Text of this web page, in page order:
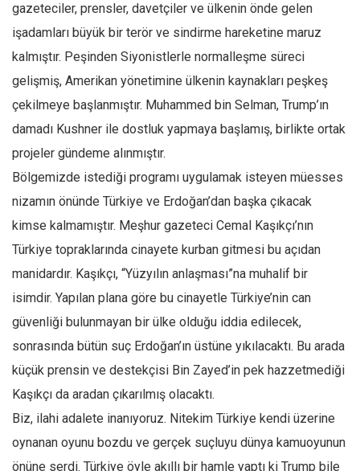
gazeteciler, prensler, davetçiler ve ülkenin önde gelen
işadamları büyük bir terör ve sindirme hareketine maruz
kalmıştır. Peşinden Siyonistlerle normalleşme süreci
gelişmiş, Amerikan yönetimine ülkenin kaynakları peşkeş
çekilmeye başlanmıştır. Muhammed bin Selman, Trump’ın
damadı Kushner ile dostluk yapmaya başlamış, birlikte ortak
projeler gündeme alınmıştır.
Bölgemizde istediği programı uygulamak isteyen müesses
nizamın önünde Türkiye ve Erdoğan’dan başka çıkacak
kimse kalmamıştır. Meşhur gazeteci Cemal Kaşıkçı’nın
Türkiye topraklarında cinayete kurban gitmesi bu açıdan
manidardır. Kaşıkçı, “Yüzyılın anlaşması”na muhalif bir
isimdir. Yapılan plana göre bu cinayetle Türkiye’nin can
güvenliği bulunmayan bir ülke olduğu iddia edilecek,
sonrasında bütün suç Erdoğan’ın üstüne yıkılacaktı. Bu arada
küçük prensin ve destekçisi Bin Zayed’in pek hazzetmediği
Kaşıkçı da aradan çıkarılmış olacaktı.
Biz, ilahi adalete inanıyoruz. Nitekim Türkiye kendi üzerine
oynanan oyunu bozdu ve gerçek suçluyu dünya kamuoyunun
önüne serdi. Türkiye öyle akıllı bir hamle yaptı ki Trump bile